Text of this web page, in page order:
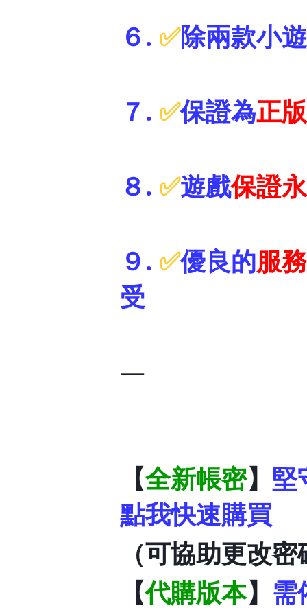
６. ✅除兩款小
７. ✅保證為正
８. ✅遊戲保證
９. ✅優良的服
受
—
【全新帳密】 堅
點我快速購買
（可協助更改
【代購版本】 需